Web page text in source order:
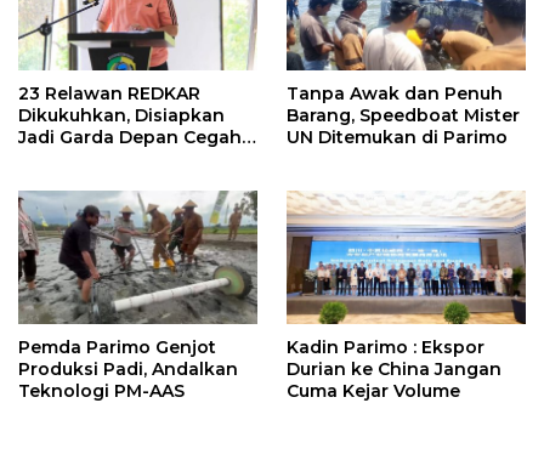
23 Relawan REDKAR
Dikukuhkan, Disiapkan
Jadi Garda Depan Cegah
Tanpa Awak dan Penuh
Barang, Speedboat Mister
UN Ditemukan di Parimo
Pemda Parimo Genjot
Produksi Padi, Andalkan
Teknologi PM-AAS
Kadin Parimo : Ekspor
Durian ke China Jangan
Cuma Kejar Volume